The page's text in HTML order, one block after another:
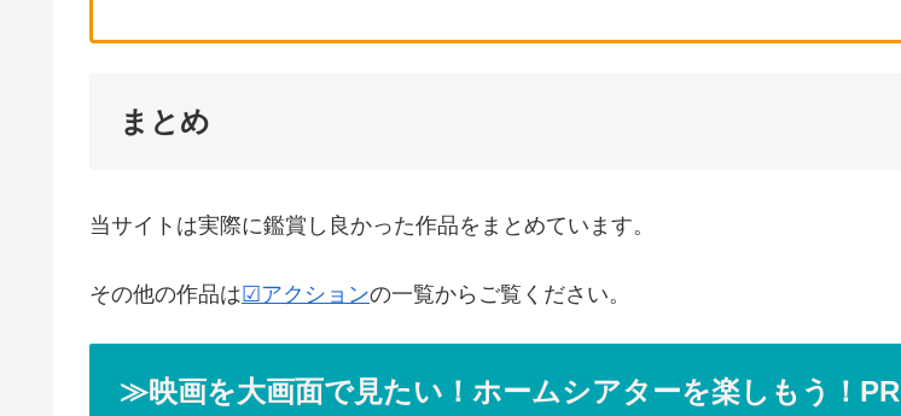
まとめ
当サイトは実際に鑑賞し良かった作品をまとめています。
その他の作品は☑アクションの一覧からご覧ください。
≫映画を大画面で見たい！ホームシアターを楽しもう！PR